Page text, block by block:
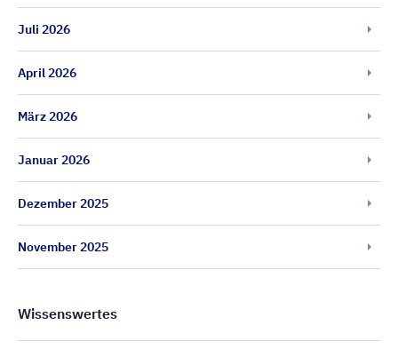
Juli 2026
April 2026
März 2026
Januar 2026
Dezember 2025
November 2025
Wissenswertes